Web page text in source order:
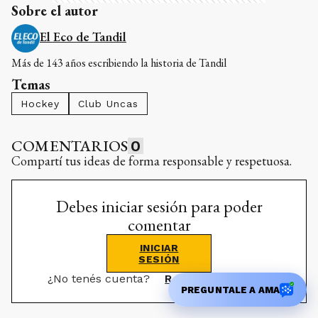
Sobre el autor
El Eco de Tandil
Más de 143 años escribiendo la historia de Tandil
Temas
Hockey Club Uncas
COMENTARIOS 0
Compartí tus ideas de forma responsable y respetuosa.
Debes iniciar sesión para poder
comentar
INICIAR
SESIÓN
¿No tenés cuenta? Registrate aquí
PREGUNTALE A AMA